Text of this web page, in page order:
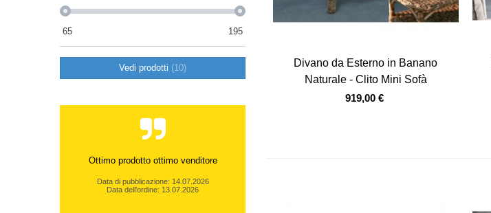
65 195
Vedi prodotti 10
Ottimo prodotto ottimo venditore
Data di pubblicazione: 14.07.2026
Data dell'ordine: 13.07.2026
Vista veloce
Divano da Esterno in Banano
Naturale - Clito Mini Sofà
919,00 €